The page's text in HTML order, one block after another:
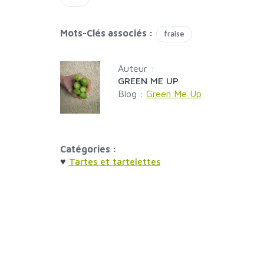
Mots-Clés associés : fraise
Auteur :
GREEN ME UP
Blog : Green Me Up
Catégories :
♥ Tartes et tartelettes